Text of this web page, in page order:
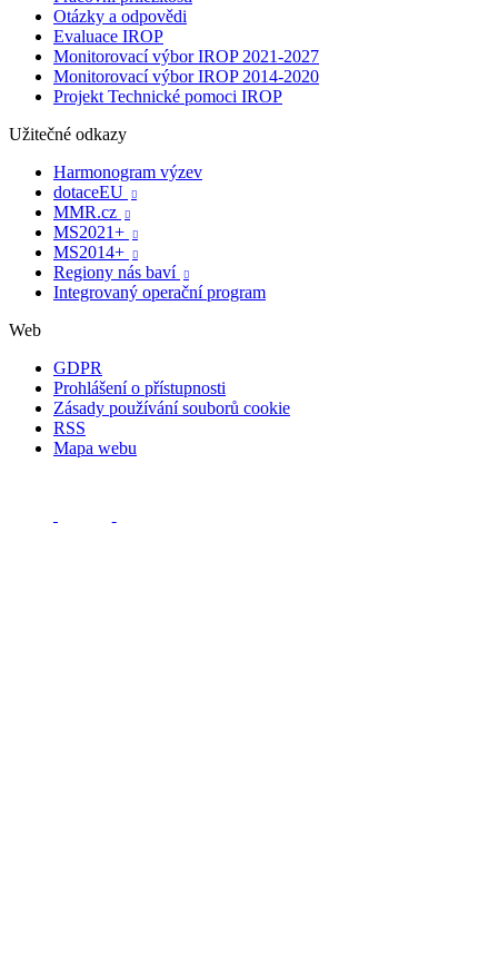
Otázky a odpovědi
Evaluace IROP
Monitorovací výbor IROP 2021-2027
Monitorovací výbor IROP 2014-2020
Projekt Technické pomoci IROP
Užitečné odkazy
Harmonogram výzev
dotaceEU

MMR.cz 
MS2021+ 
MS2014+ 
Regiony nás baví 
Integrovaný operační program
Web
GDPR
Prohlášení o přístupnosti
Zásady používání souborů cookie
RSS
Mapa webu